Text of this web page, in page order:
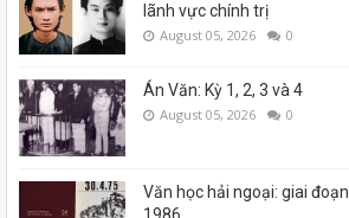
lãnh vực chính trị
August 05, 2026 0
Án Văn: Kỳ 1, 2, 3 và 4
August 05, 2026 0
Văn học hải ngoại: giai